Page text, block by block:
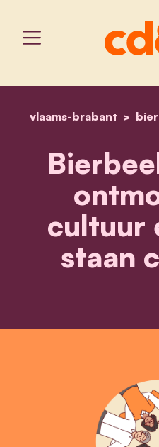
vlaams-brabant
cultuur
staan